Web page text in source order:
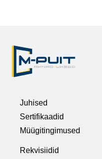
Juhised
Sertifikaadid
Müügitingimused
Rekvisiidid